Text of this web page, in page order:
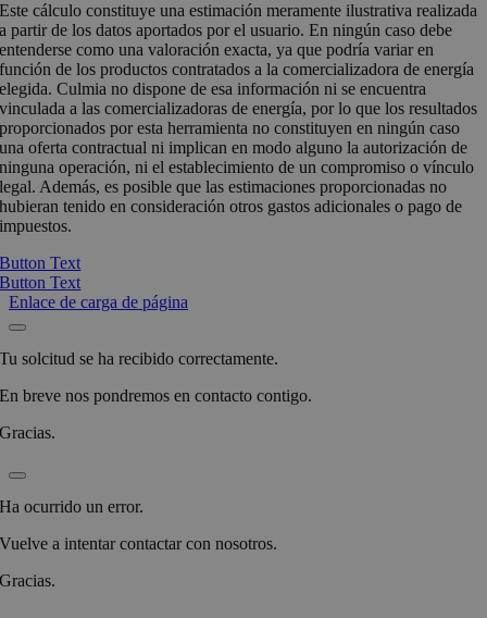
Este cálculo constituye una estimación meramente ilustrativa realizada
a partir de los datos aportados por el usuario. En ningún caso debe
entenderse como una valoración exacta, ya que podría variar en
función de los productos contratados a la comercializadora de energía
elegida. Culmia no dispone de esa información ni se encuentra
vinculada a las comercializadoras de energía, por lo que los resultados
proporcionados por esta herramienta no constituyen en ningún caso
una oferta contractual ni implican en modo alguno la autorización de
ninguna operación, ni el establecimiento de un compromiso o vínculo
legal. Además, es posible que las estimaciones proporcionadas no
hubieran tenido en consideración otros gastos adicionales o pago de
impuestos.
Button Text
Button Text
Enlace de carga de página
Tu solcitud se ha recibido correctamente.
En breve nos pondremos en contacto contigo.
Gracias.
Ha ocurrido un error.
Vuelve a intentar contactar con nosotros.
Gracias.